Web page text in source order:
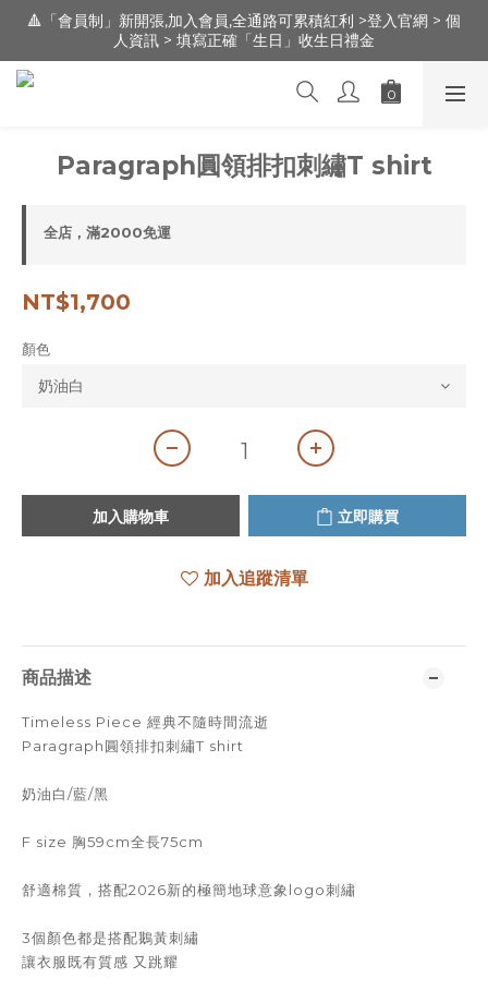
🔺「會員制」新開張,加入會員,全通路可累積紅利 >登入官網 > 個
人資訊 > 填寫正確「生日」收生日禮金
🔺「會員制」新開張,加入會員,全通路可累積紅利 >登入官網 > 個
人資訊 > 填寫正確「生日」收生日禮金
新朋友 [ 註冊登錄 ] 送 100元 購物金 / 實體門市：新竹市文昌街
95號（遠百明志書院🅿️前30m走路1分鐘）
人資訊 > 填寫正確「生日」收生日禮金
Paragraph圓領排扣刺繡T shirt
全店，滿2000免運
NT$1,700
顏色
加入購物車 立即購買
加入追蹤清單
商品描述
Timeless Piece 經典不隨時間流逝
Paragraph圓領排扣刺繡T shirt
奶油白/藍/黑
F size 胸59cm全長75cm
舒適棉質，搭配2026新的極簡地球意象logo刺繡
3個顏色都是搭配鵝黃刺繡
讓衣服既有質感 又跳耀